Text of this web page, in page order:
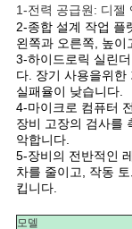
시
오
사
이
트
1-전력 공급원: 디젤
2-종합 설계 작업 플
왼쪽과 오른쪽, 높이
3-하이드로릭 실린
다. 장기 사용을위한
실패율이 낮습니다.
4-마이크로 컴퓨터
장비 고장의 검사를
악합니다.
5-장비의 전반적인
차를 줄이고, 작동
킵니다.
모델